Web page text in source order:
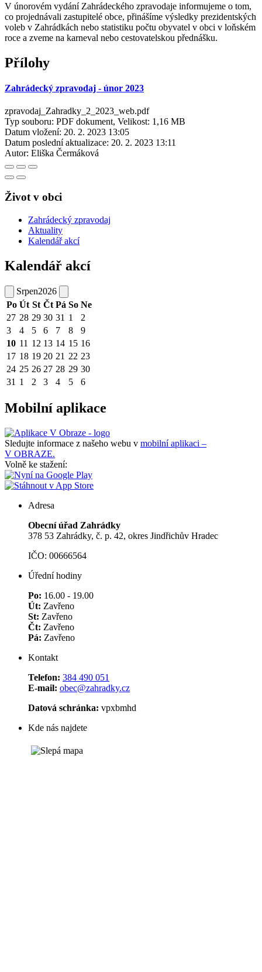
V únorovém vydání Zahrádeckého zpravodaje informujeme o tom,
co projednávali zastupitelé obce, přinášíme výsledky prezidentských
voleb v Zahrádkách nebo statistiku počtu obyvatel v obci v loňském
roce a zveme na karneval nebo cestovatelskou přednášku.
Přílohy
Zahrádecký zpravodaj - únor 2023
zpravodaj_Zahradky_2_2023_web.pdf
Typ souboru: PDF dokument, Velikost: 1,16 MB
Datum vložení: 20. 2. 2023 13:05
Datum poslední aktualizace: 20. 2. 2023 13:11
Autor: Eliška Čermáková
Život v obci
Zahrádecký zpravodaj
Aktuality
Kalendář akcí
Kalendář akcí
Srpen2026
Po Út St Čt Pá So Ne
27 28 29 30 31 1
2
3
4 5 6 7 8
9
10 11 12 13 14 15 16
17 18 19 20 21 22 23
24 25 26 27 28 29 30
31 1 2 3 4 5 6
Mobilní aplikace
Sledujte informace z našeho webu v mobilní aplikaci –
V OBRAZE.
Volně ke stažení:
Adresa
Obecní úřad Zahrádky
378 53 Zahrádky, č. p. 42, okres Jindřichův Hradec
IČO: 00666564
Úřední hodiny
Po: 16.00 - 19.00
Út: Zavřeno
St: Zavřeno
Čt: Zavřeno
Pá: Zavřeno
Kontakt
Telefon: 384 490 051
E-mail: obec@zahradky.cz
Datová schránka: vpxbmhd
Kde nás najdete